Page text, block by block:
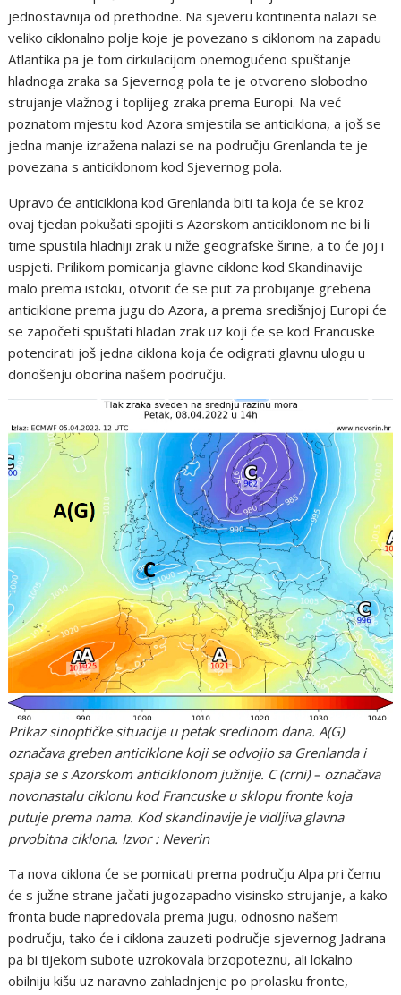
jednostavnija od prethodne. Na sjeveru kontinenta nalazi se
veliko ciklonalno polje koje je povezano s ciklonom na zapadu
Atlantika pa je tom cirkulacijom onemogućeno spuštanje
hladnoga zraka sa Sjevernog pola te je otvoreno slobodno
strujanje vlažnog i toplijeg zraka prema Europi. Na već
poznatom mjestu kod Azora smjestila se anticiklona, a još se
jedna manje izražena nalazi se na području Grenlanda te je
povezana s anticiklonom kod Sjevernog pola.
Upravo će anticiklona kod Grenlanda biti ta koja će se kroz
ovaj tjedan pokušati spojiti s Azorskom anticiklonom ne bi li
time spustila hladniji zrak u niže geografske širine, a to će joj i
uspjeti. Prilikom pomicanja glavne ciklone kod Skandinavije
malo prema istoku, otvorit će se put za probijanje grebena
anticiklone prema jugu do Azora, a prema središnjoj Europi će
se započeti spuštati hladan zrak uz koji će se kod Francuske
potencirati još jedna ciklona koja će odigrati glavnu ulogu u
donošenju oborina našem području.
Prikaz sinoptičke situacije u petak sredinom dana. A(G)
označava greben anticiklone koji se odvojio sa Grenlanda i
spaja se s Azorskom anticiklonom južnije. C (crni) – označava
novonastalu ciklonu kod Francuske u sklopu fronte koja
putuje prema nama. Kod skandinavije je vidljiva glavna
prvobitna ciklona. Izvor : Neverin
Ta nova ciklona će se pomicati prema području Alpa pri čemu
će s južne strane jačati jugozapadno visinsko strujanje, a kako
fronta bude napredovala prema jugu, odnosno našem
području, tako će i ciklona zauzeti područje sjevernog Jadrana
pa bi tijekom subote uzrokovala brzopoteznu, ali lokalno
obilniju kišu uz naravno zahladnjenje po prolasku fronte,